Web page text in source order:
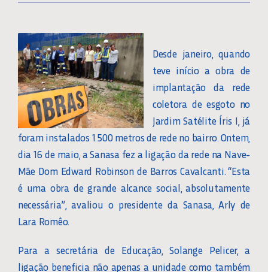
Desde janeiro, quando
teve início a obra de
implantação da rede
coletora de esgoto no
Jardim Satélite Íris I, já
foram instalados 1.500 metros de rede no bairro. Ontem,
dia 16 de maio, a Sanasa fez a ligação da rede na Nave-
Mãe Dom Edward Robinson de Barros Cavalcanti. “Esta
é uma obra de grande alcance social, absolutamente
necessária”, avaliou o presidente da Sanasa, Arly de
Lara Romêo.
Para a secretária de Educação, Solange Pelicer, a
ligação beneficia não apenas a unidade como também